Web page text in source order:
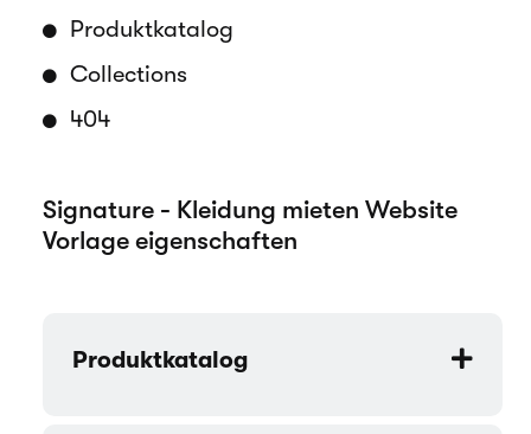
Produktkatalog
Collections
404
Signature - Kleidung mieten Website
Vorlage eigenschaften
Produktkatalog